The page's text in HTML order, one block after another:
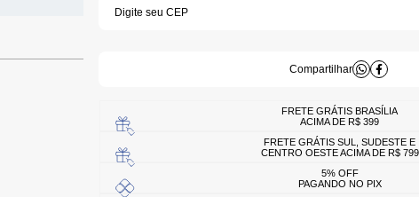
FRETE GRÁTIS BRASÍLIA
ACIMA DE R$ 399
FRETE GRÁTIS SUL, SUDESTE E
CENTRO OESTE ACIMA DE R$ 799
5% OFF
PAGANDO NO PIX